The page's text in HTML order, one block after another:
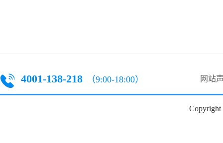
4001-138-218 （9:00-18:00） 网站
Copyright